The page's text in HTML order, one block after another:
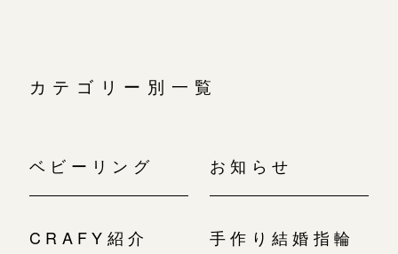
カテゴリー別一覧
ベビーリング お知らせ
CRAFY紹介 手作り結婚指輪